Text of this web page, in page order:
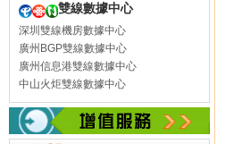
雙線數據中心
深圳雙線機房數據中心
廣州BGP雙線數據中心
廣州信息港雙線數據中心
中山火炬雙線數據中心